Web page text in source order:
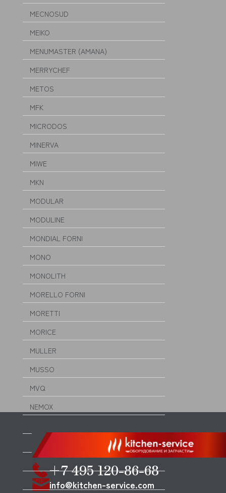
MECNOSUD
MEIKO
MENUMASTER (AMANA)
MERRYCHEF
METOS
MFK
MICRODOS
MINERVA
MIWE
MKN
MODULAR
MODULINE
MONDIAL FORNI
MONO
MONOLITH
MORELLO FORNI
MORETTI
MORICE
MULLER
MUSSO
MVQ
NEMOX
NTF
NUOVA SIMONELLI
ODE
+7 495 120-86-68
info@kitchen-service.com